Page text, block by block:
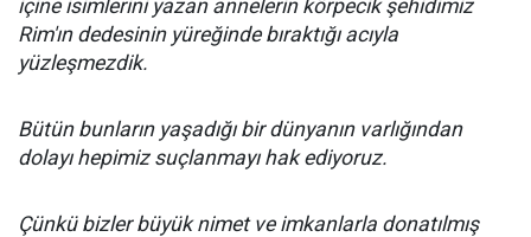
içine isimlerini yazan annelerin körpecik şehidimiz
Rim'ın dedesinin yüreğinde bıraktığı acıyla
yüzleşmezdik.
Bütün bunların yaşadığı bir dünyanın varlığından
dolayı hepimiz suçlanmayı hak ediyoruz.
Çünkü bizler büyük nimet ve imkanlarla donatılmış